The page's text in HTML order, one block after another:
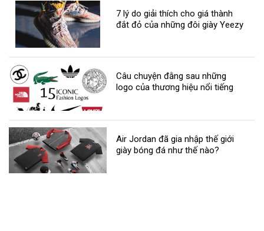
7 lý do giải thích cho giá thành
đắt đỏ của những đôi giày Yeezy
Câu chuyện đằng sau những
logo của thương hiệu nổi tiếng
Air Jordan đã gia nhập thế giới
giày bóng đá như thế nào?